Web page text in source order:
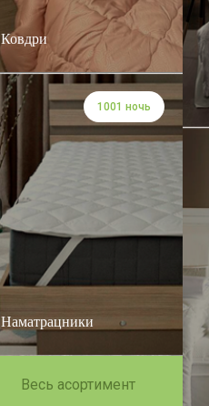
Ковдри
Наматрацники
1001 ночь
Весь асортимент